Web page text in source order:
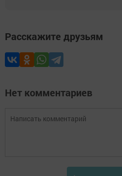
Расскажите друзьям
Нет комментариев